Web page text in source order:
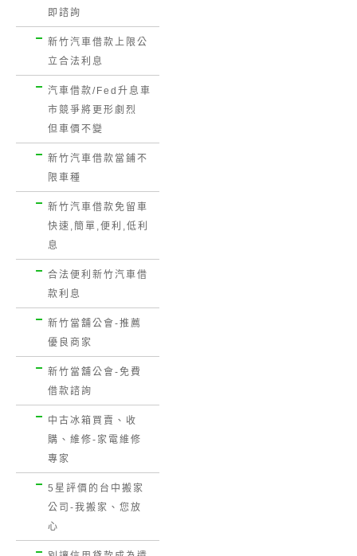
即諮詢
新竹汽車借款上限公
立合法利息
汽車借款/Fed升息車
市競爭將更形劇烈
但車價不變
新竹汽車借款當鋪不
限車種
新竹汽車借款免留車
快速,簡單,便利,低利
息
合法便利新竹汽車借
款利息
新竹當舖公會-推薦
優良商家
新竹當舖公會-免費
借款諮詢
中古冰箱買賣、收
購、維修-家電維修
專家
5星評價的台中搬家
公司-我搬家、您放
心